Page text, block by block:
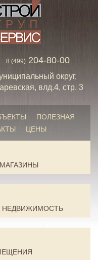
8 (499)204-80-00
округ,
влд.4, стр. 3
ПОЛЕЗНАЯ
ЦЕНЫ
НЕДВИЖИМОСТЬ